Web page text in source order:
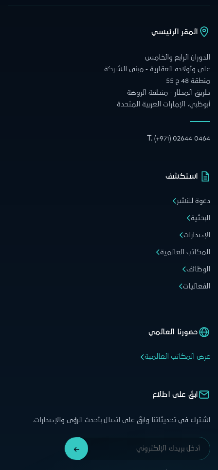
المقر الرئيسي
الدوران الرابع والخامس
علي وأولاده العقارية - مبنى الشركة
منطقة 48 ج 55
طريق المطار - منطقة الروضة
أبوظبي، الإمارات العربية المتحدة
T. (+971) 02644 0464
استكشف
دعوة للنشر
البحثية
الإصدارات
المكاتب العالمية
الوظائف
الفعاليات
حضورنا العالمي
عرض المكاتب العالمية
ابقَ على اطلاع
اشترك في تحديثاتنا وابقَ على اتصال بأحدث الرؤى والإصدارات.